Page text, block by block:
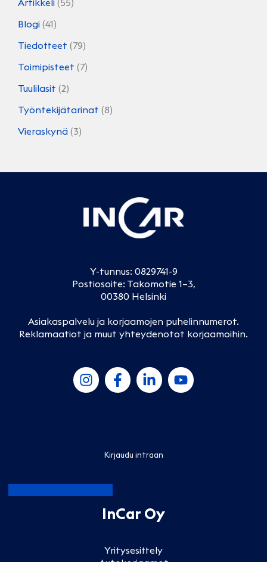
Artikkeli (55)
Blogi (41)
Tiedotteet (79)
Toimipisteet (7)
Tuulilasit (2)
Työntekijätarinat (8)
Vieraskynä (3)
Y-tunnus: 0829741-9
Postiosoite: Takomotie 1–3,
00380 Helsinki
Asiakaspalvelu ja korjaamojen puhelinnumerot.
Reklamaatiot ja muut yhteydenotot korjaamoihin.
Kirjaudu intraan
InCar Oy
Yritysesittely